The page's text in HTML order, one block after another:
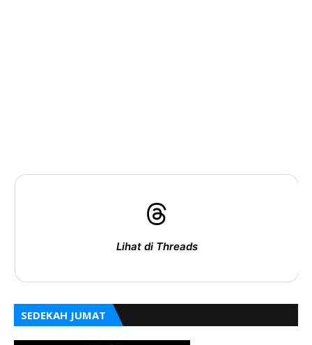
Lihat di Threads
SEDEKAH JUMAT